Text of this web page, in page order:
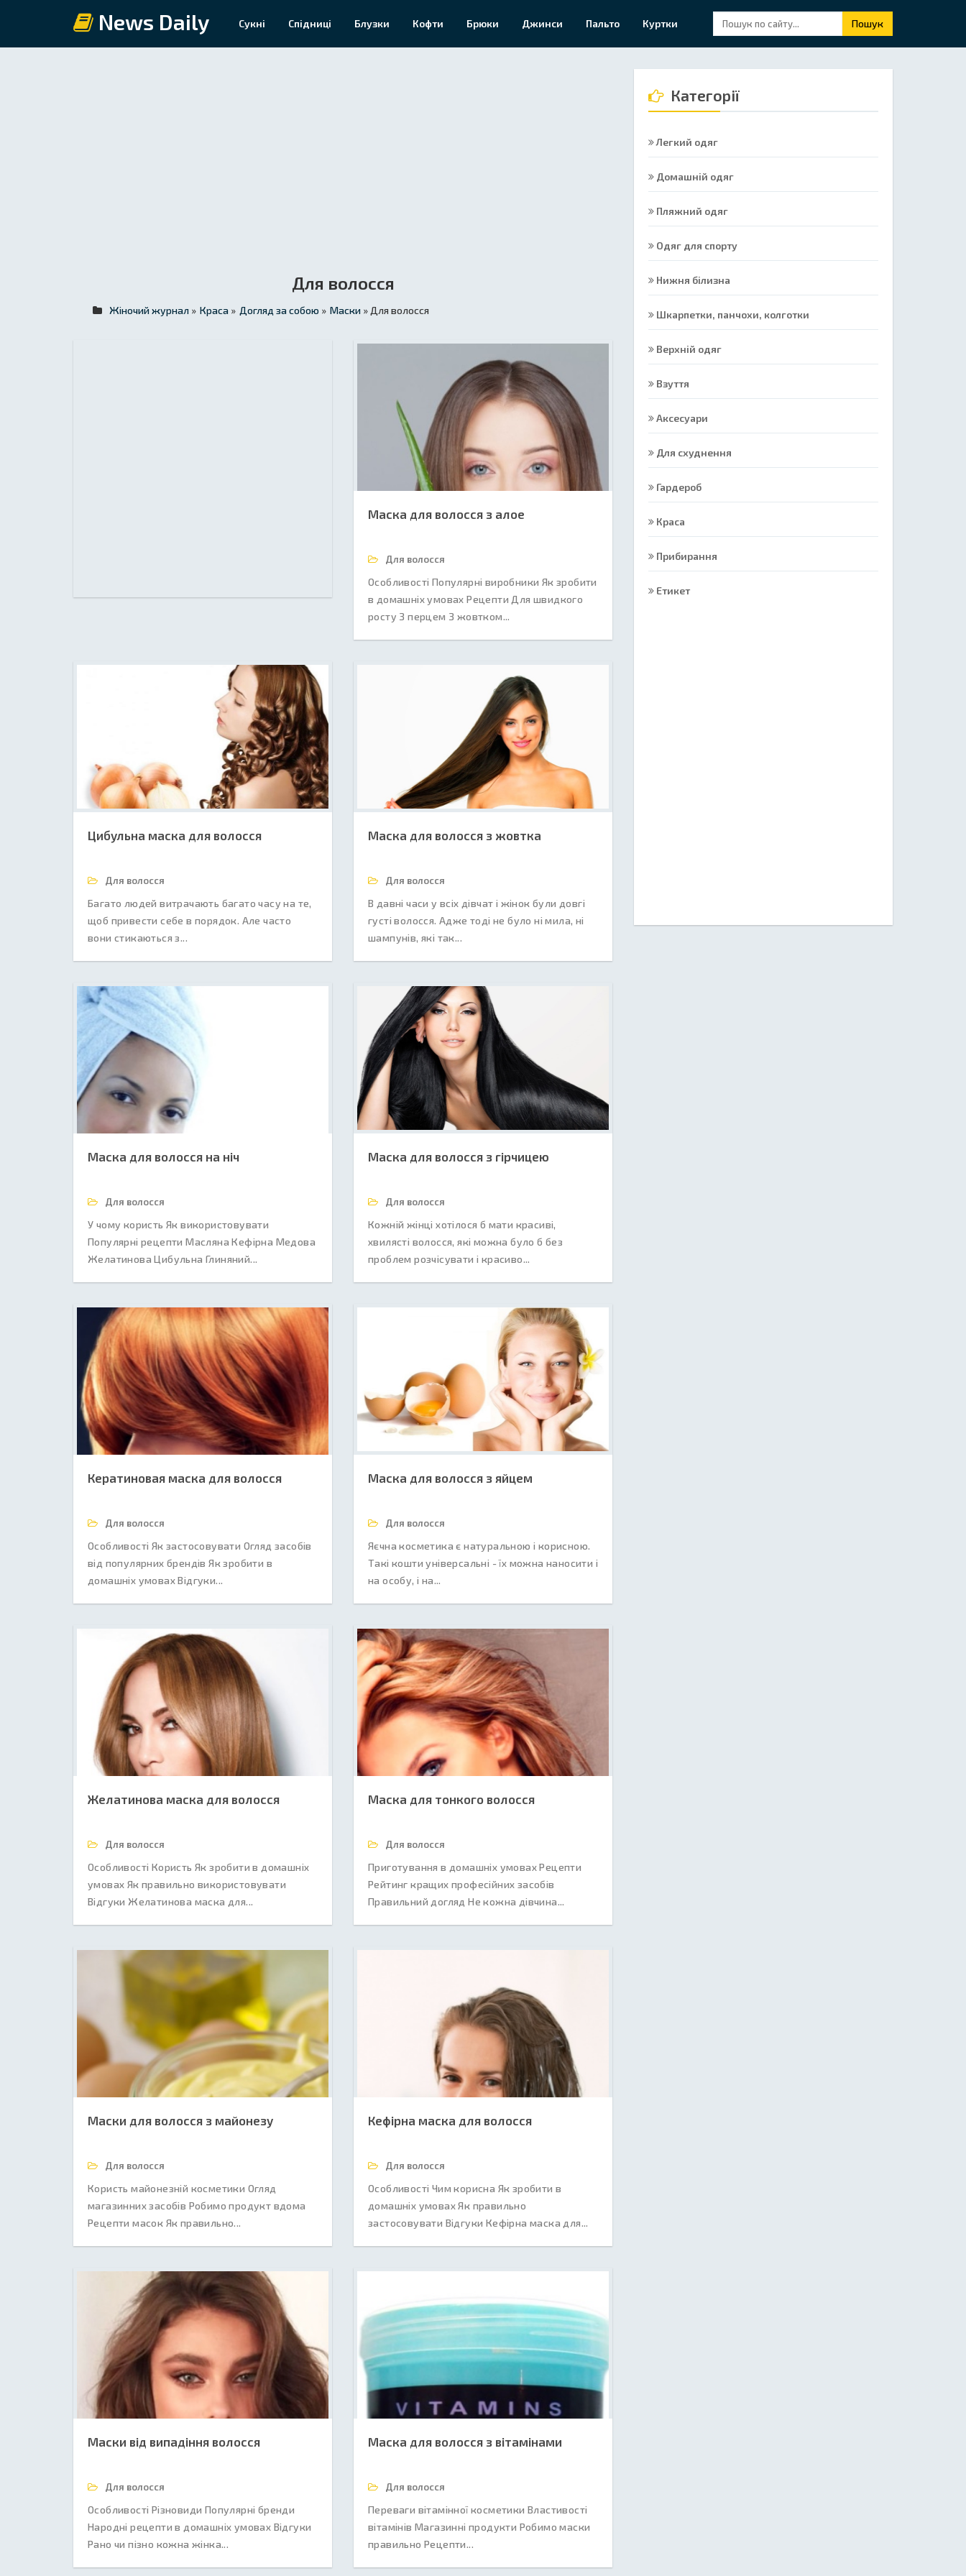
News Daily Сукні Спідниці Блузки Кофти Брюки Джинси Пальто Куртки Пошук
Для волосся
Жіночий журнал » Краса » Догляд за собою » Маски » Для волосся
Маска для волосся з алое
Для волосся
Особливості Популярні виробники Як зробити
в домашніх умовах Рецепти Для швидкого
росту З перцем З жовтком...
Цибульна маска для волосся
Для волосся
Багато людей витрачають багато часу на те,
щоб привести себе в порядок. Але часто
вони стикаються з...
Маска для волосся з жовтка
Для волосся
В давні часи у всіх дівчат і жінок були довгі
густі волосся. Адже тоді не було ні мила, ні
шампунів, які так...
Маска для волосся на ніч
Для волосся
У чому користь Як використовувати
Популярні рецепти Масляна Кефірна Медова
Желатинова Цибульна Глиняний...
Маска для волосся з гірчицею
Для волосся
Кожній жінці хотілося б мати красиві,
хвилясті волосся, які можна було б без
проблем розчісувати і красиво...
Кератиновая маска для волосся
Для волосся
Особливості Як застосовувати Огляд засобів
від популярних брендів Як зробити в
домашніх умовах Відгуки...
Маска для волосся з яйцем
Для волосся
Яєчна косметика є натуральною і корисною.
Такі кошти універсальні - їх можна наносити і
на особу, і на...
Желатинова маска для волосся
Для волосся
Особливості Користь Як зробити в домашніх
умовах Як правильно використовувати
Відгуки Желатинова маска для...
Маска для тонкого волосся
Для волосся
Приготування в домашніх умовах Рецепти
Рейтинг кращих професійних засобів
Правильний догляд Не кожна дівчина...
Маски для волосся з майонезу
Для волосся
Користь майонезній косметики Огляд
магазинних засобів Робимо продукт вдома
Рецепти масок Як правильно...
Кефірна маска для волосся
Для волосся
Особливості Чим корисна Як зробити в
домашніх умовах Як правильно
застосовувати Відгуки Кефірна маска для...
Маски від випадіння волосся
Для волосся
Особливості Різновиди Популярні бренди
Народні рецепти в домашніх умовах Відгуки
Рано чи пізно кожна жінка...
Маска для волосся з вітамінами
Для волосся
Переваги вітамінної косметики Властивості
вітамінів Магазинні продукти Робимо маски
правильно Рецепти...
Категорії
Легкий одяг
Домашній одяг
Пляжний одяг
Одяг для спорту
Нижня білизна
Шкарпетки, панчохи, колготки
Верхній одяг
Взуття
Аксесуари
Для схуднення
Гардероб
Краса
Прибирання
Етикет